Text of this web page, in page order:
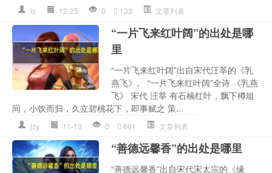
ls 12-25 0 133 文章列表
“一片飞来红叶阔”的出处是哪
里
“一片飞来红叶阔”出自宋代汪莘的《乳
燕飞》。 “一片飞来红叶阔”全诗 《乳燕
飞》 宋代 汪莘 有石楠红叶，飘下樽俎
间，小饮而归，久立碧桃花下，即事赋之 策...
jzy 11-19 0 801 文章列表
“善德远馨香”的出处是哪里
“善德远馨香”出自宋代宋太宗的《缘